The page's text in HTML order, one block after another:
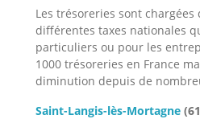
Les trésoreries sont
différentes taxes nationales
particuliers ou pour les
1000 trésoreries en France
diminution depuis de
Saint-Langis-lès-Mortagne